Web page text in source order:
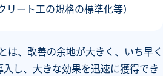
ート工の規格の標準化等）
は、改善の余地が大きく、いち早く
し、大きな効果を迅速に獲得でき